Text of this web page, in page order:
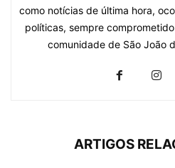
como notícias de última hora,
políticas, sempre
comunidade de São João
ARTIGOS